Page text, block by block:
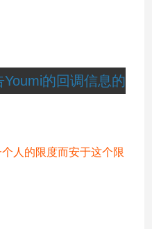
Youmi的回调信息的
人的限度而安于这个限